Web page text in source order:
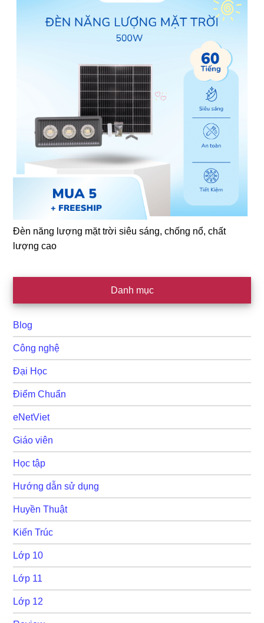
Đèn năng lượng mặt trời siêu sáng, chống nổ, chất
lượng cao
Danh mục
Blog
Công nghệ
Đại Học
Điểm Chuẩn
eNetViet
Giáo viên
Học tập
Hướng dẫn sử dụng
Huyền Thuật
Kiến Trúc
Lớp 10
Lớp 11
Lớp 12